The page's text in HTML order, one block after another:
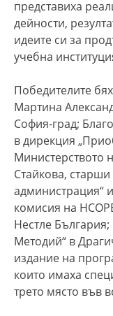
представиха
дейности,
идеите си за
учебна
Победителите
Мартина
София-град;
в дирекция
Министерството
Стайкова,
администрация“
комисия на
Нестле
Методий“ в
издание на
които имаха
трето място във